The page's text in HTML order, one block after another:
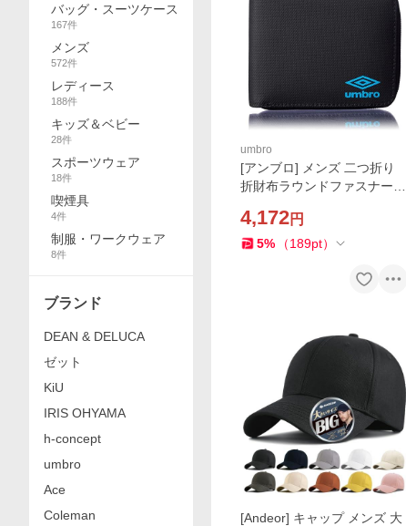
umbro
[アンブロ] メンズ 二つ折り
折財布ラウンドファスナー
4,172円
5% （189pt）
[Andeor] キャップ メンズ 大
バッグ・スーツケース
167件
メンズ
572件
レディース
188件
キッズ＆ベビー
28件
スポーツウェア
18件
喫煙具
4件
制服・ワークウェア
8件
ブランド
DEAN & DELUCA
ゼット
KiU
IRIS OHYAMA
h-concept
umbro
Ace
Coleman